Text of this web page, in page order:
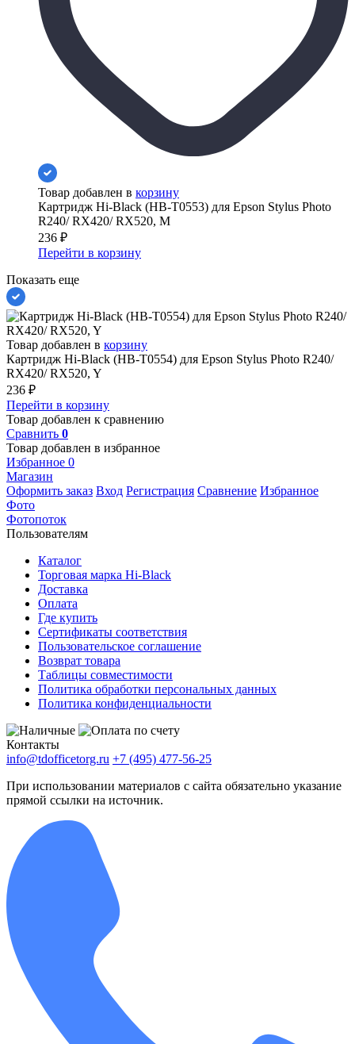
Товар добавлен в корзину
Картридж Hi-Black (HB-T0553) для Epson Stylus Photo
R240/ RX420/ RX520, M
236 ₽
Перейти в корзину
Показать еще
Товар добавлен в корзину
Картридж Hi-Black (HB-T0554) для Epson Stylus Photo R240/
RX420/ RX520, Y
236 ₽
Перейти в корзину
Товар добавлен к сравнению
Сравнить 0
Товар добавлен в избранное
Избранное 0
Магазин
Оформить заказ Вход Регистрация Сравнение Избранное
Фото
Фотопоток
Пользователям
Каталог
Торговая марка Hi-Black
Доставка
Оплата
Где купить
Сертификаты соответствия
Пользовательское соглашение
Возврат товара
Таблицы совместимости
Политика обработки персональных данных
Политика конфиденциальности
Контакты
info@tdofficetorg.ru +7 (495) 477-56-25
При использовании материалов с сайта обязательно указание
прямой ссылки на источник.